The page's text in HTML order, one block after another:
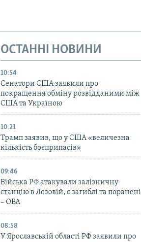
ОСТАННІ НОВИНИ
10:54
Сенатори США заявили про
покращення обміну розвідданими між
США та Україною
10:21
Трамп заявив, що у США «величезна
кількість боєприпасів»
09:46
Війська РФ атакували залізничну
станцію в Лозовій, є загиблі та поранені
– ОВА
08:58
У Ярославській області РФ заявили про